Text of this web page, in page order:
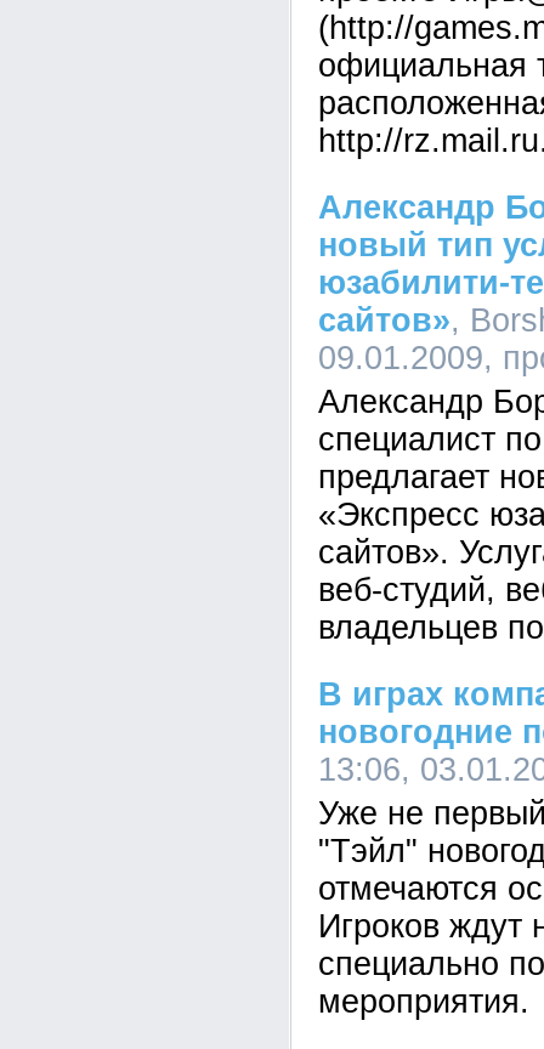
(http://
официальная
http://
Александр
новый тип
юзабилити-
сайтов»,
09.01.2009,
Александр
специалист
предлагает
«Экспресс
сайтов».
веб-студий,
владельцев
В играх
новогодние
13:06,
Уже не
"Тэйл"
отмечаются
Игроков ждут
специально
мероприятия.